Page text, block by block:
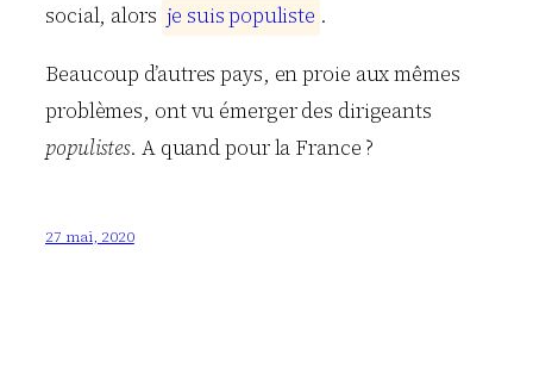
social, alors je suispopuliste .
Beaucoup d’autres pays, en proie aux mêmes
problèmes, ont vu émerger des dirigeants
populistes. A quand pour la France ?
27 mai, 2020